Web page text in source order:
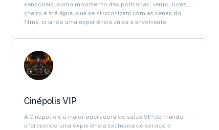
sensoriais, como movimento das poltronas, vento, luzes,
cheiro e até água, que se sincronizam com as cenas do
filme, criando uma experiência única e envolvente.
Cinépolis VIP
A Cinépolis é a maior operadora de salas VIP do mundo,
oferecendo uma experiência exclusiva de serviço e